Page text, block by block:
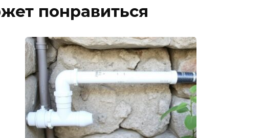
понравиться